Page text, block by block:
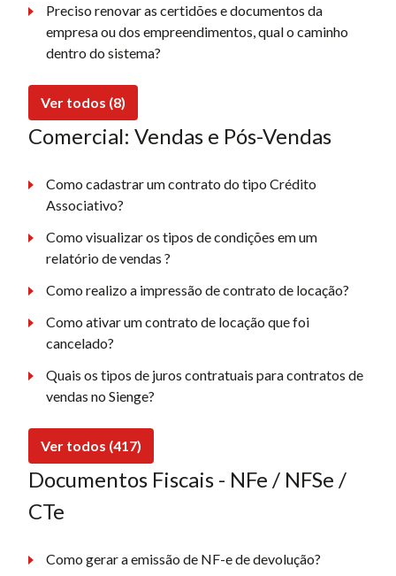
Preciso renovar as certidões e documentos da
empresa ou dos empreendimentos, qual o caminho
dentro do sistema?
Ver todos (8)
Comercial: Vendas e Pós-Vendas
Como cadastrar um contrato do tipo Crédito
Associativo?
Como visualizar os tipos de condições em um
relatório de vendas ?
Como realizo a impressão de contrato de locação?
Como ativar um contrato de locação que foi
cancelado?
Quais os tipos de juros contratuais para contratos de
vendas no Sienge?
Ver todos (417)
Documentos Fiscais - NFe / NFSe /
CTe
Como gerar a emissão de NF-e de devolução?